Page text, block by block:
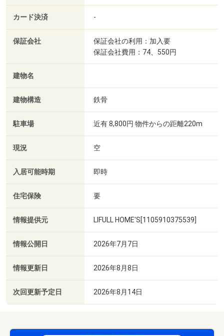
カード決済 -
保証会社
保証会社の利用：加入要
保証会社費用：74、550円
建物名
建物構造 鉄骨
駐車場 近有 8,800円 物件からの距離220m
現況 空
入居可能時期 即時
住宅保険 要
情報提供元 LIFULL HOME'S[1105910375539]
情報公開日 2026年7月7日
情報更新日 2026年8月8日
次回更新予定日 2026年8月14日